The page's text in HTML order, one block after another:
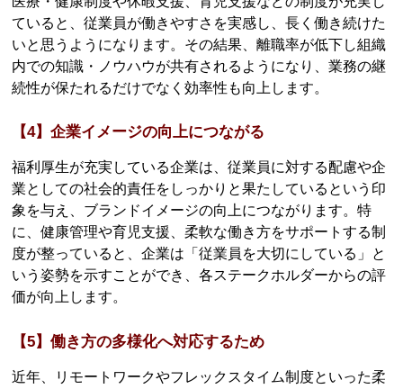
ていると、従業員が働きやすさを実感し、長く働き続けた
いと思うようになります。その結果、離職率が低下し組織
内での知識・ノウハウが共有されるようになり、業務の継
続性が保たれるだけでなく効率性も向上します。
【4】企業イメージの向上につながる
福利厚生が充実している企業は、従業員に対する配慮や企
業としての社会的責任をしっかりと果たしているという印
象を与え、ブランドイメージの向上につながります。特
に、健康管理や育児支援、柔軟な働き方をサポートする制
度が整っていると、企業は「従業員を大切にしている」と
いう姿勢を示すことができ、各ステークホルダーからの評
価が向上します。
【5】働き方の多様化へ対応するため
近年、リモートワークやフレックスタイム制度といった柔